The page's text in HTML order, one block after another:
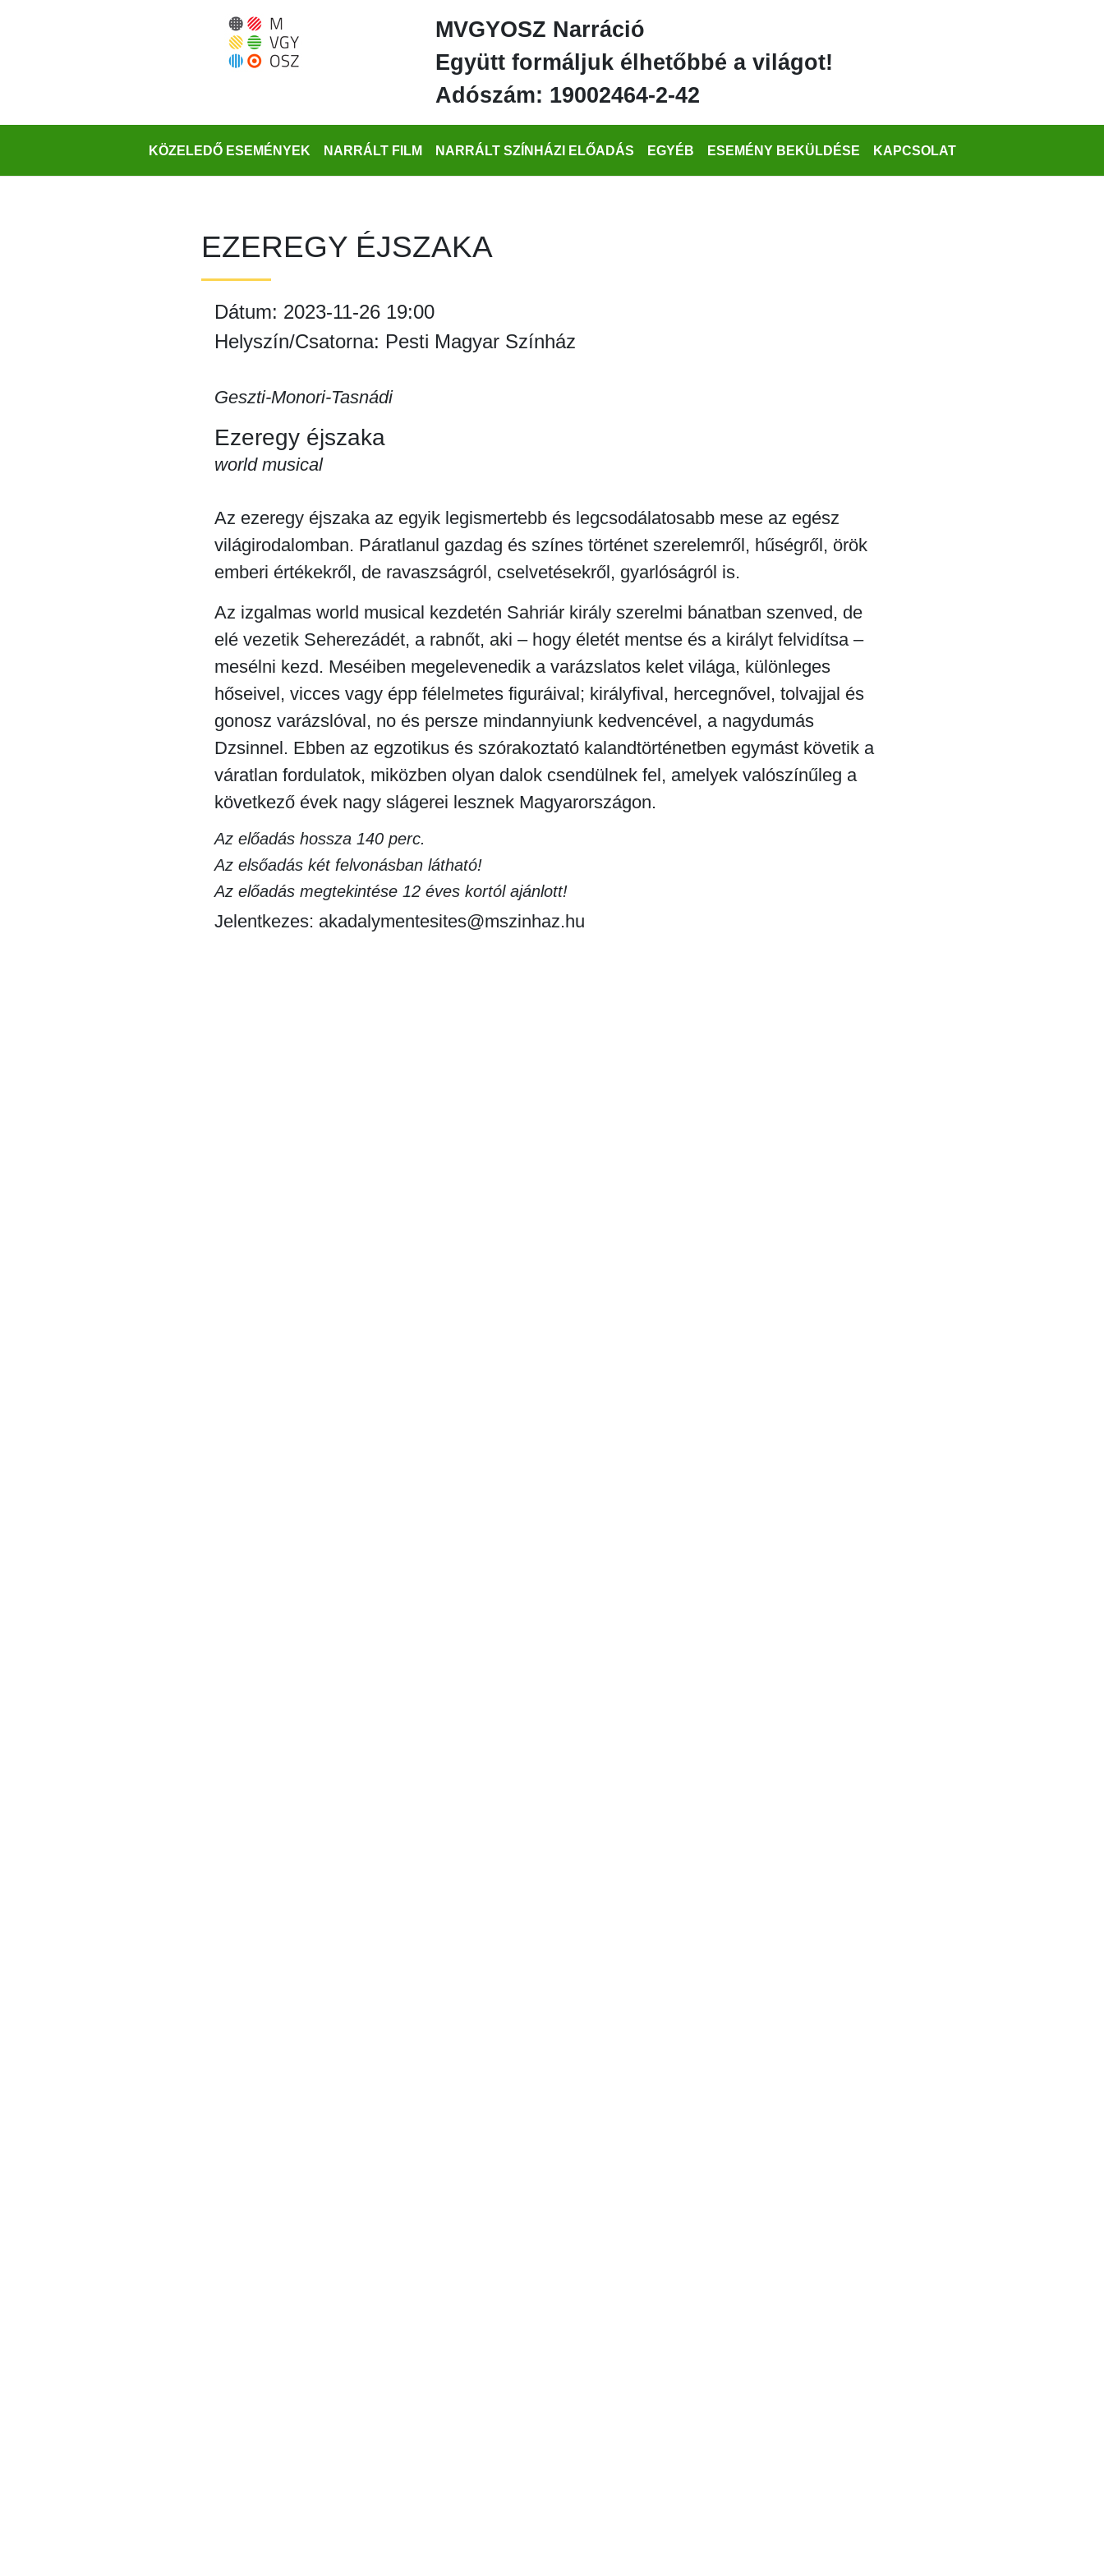
MVGYOSZ Narráció
Együtt formáljuk élhetőbbé a világot!
Adószám: 19002464-2-42
KÖZELEDŐ ESEMÉNYEK NARRÁLT FILM NARRÁLT SZÍNHÁZI ELŐADÁS EGYÉB ESEMÉNY BEKÜLDÉSE KAPCSOLAT
EZEREGY ÉJSZAKA
Dátum: 2023-11-26 19:00
Helyszín/Csatorna: Pesti Magyar Színház
Geszti-Monori-Tasnádi
Ezeregy éjszaka
world musical
Az ezeregy éjszaka az egyik legismertebb és legcsodálatosabb mese az egész
világirodalomban. Páratlanul gazdag és színes történet szerelemről, hűségről, örök
emberi értékekről, de ravaszságról, cselvetésekről, gyarlóságról is.
Az izgalmas world musical kezdetén Sahriár király szerelmi bánatban szenved, de
elé vezetik Seherezádét, a rabnőt, aki – hogy életét mentse és a királyt felvidítsa –
mesélni kezd. Meséiben megelevenedik a varázslatos kelet világa, különleges
hőseivel, vicces vagy épp félelmetes figuráival; királyfival, hercegnővel, tolvajjal és
gonosz varázslóval, no és persze mindannyiunk kedvencével, a nagydumás
Dzsinnel. Ebben az egzotikus és szórakoztató kalandtörténetben egymást követik a
váratlan fordulatok, miközben olyan dalok csendülnek fel, amelyek valószínűleg a
következő évek nagy slágerei lesznek Magyarországon.
Az előadás hossza 140 perc.
Az elsőadás két felvonásban látható!
Az előadás megtekintése 12 éves kortól ajánlott!
Jelentkezes: akadalymentesites@mszinhaz.hu